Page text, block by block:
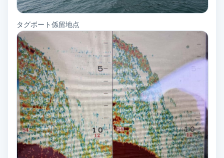
タグボート係留地点